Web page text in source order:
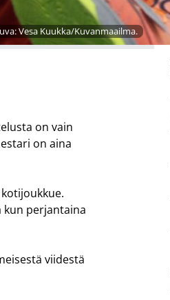
Vesa Kuukka/Kuvanmaailma.
on vain
on aina
kun perjantaina
viidestä